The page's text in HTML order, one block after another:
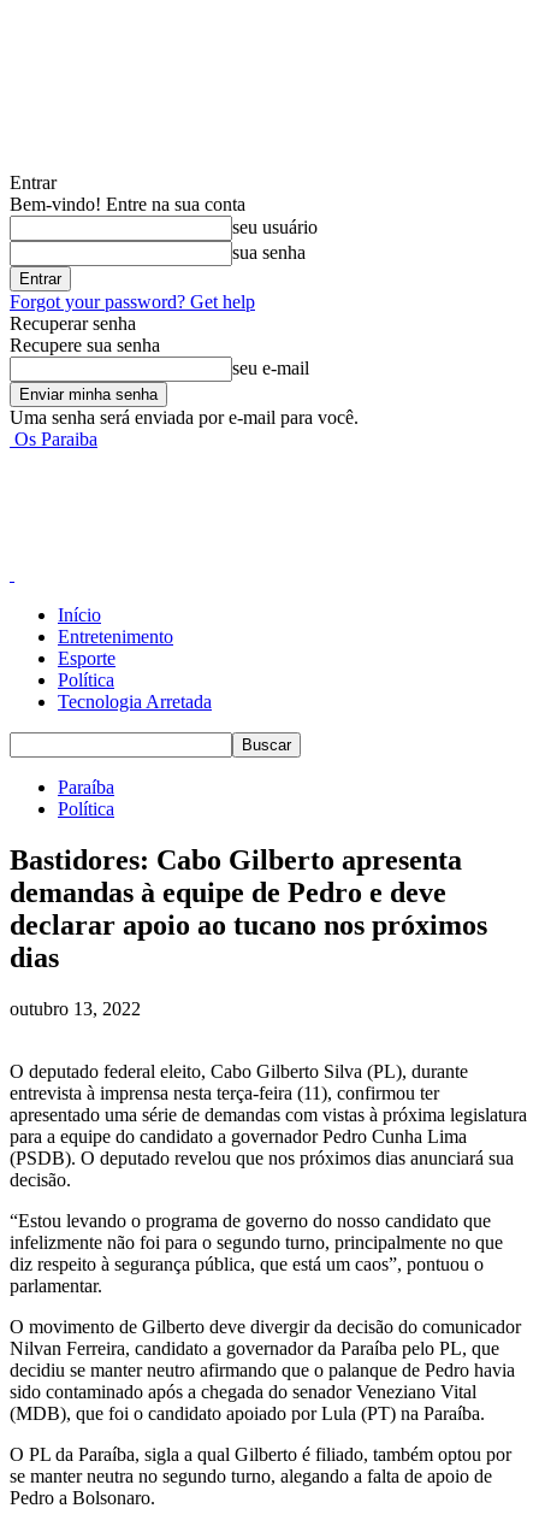
Entrar
Bem-vindo! Entre na sua conta
seu usuário
sua senha
Forgot your password? Get help
Recuperar senha
Recupere sua senha
seu e-mail
Uma senha será enviada por e-mail para você.
Os Paraiba
Início
Entretenimento
Esporte
Política
Tecnologia Arretada
Paraíba
Política
Bastidores: Cabo Gilberto apresenta
demandas à equipe de Pedro e deve
declarar apoio ao tucano nos próximos
dias
outubro 13, 2022
O deputado federal eleito, Cabo Gilberto Silva (PL), durante
entrevista à imprensa nesta terça-feira (11), confirmou ter
apresentado uma série de demandas com vistas à próxima legislatura
para a equipe do candidato a governador Pedro Cunha Lima
(PSDB). O deputado revelou que nos próximos dias anunciará sua
decisão.
“Estou levando o programa de governo do nosso candidato que
infelizmente não foi para o segundo turno, principalmente no que
diz respeito à segurança pública, que está um caos”, pontuou o
parlamentar.
O movimento de Gilberto deve divergir da decisão do comunicador
Nilvan Ferreira, candidato a governador da Paraíba pelo PL, que
decidiu se manter neutro afirmando que o palanque de Pedro havia
sido contaminado após a chegada do senador Veneziano Vital
(MDB), que foi o candidato apoiado por Lula (PT) na Paraíba.
O PL da Paraíba, sigla a qual Gilberto é filiado, também optou por
se manter neutra no segundo turno, alegando a falta de apoio de
Pedro a Bolsonaro.